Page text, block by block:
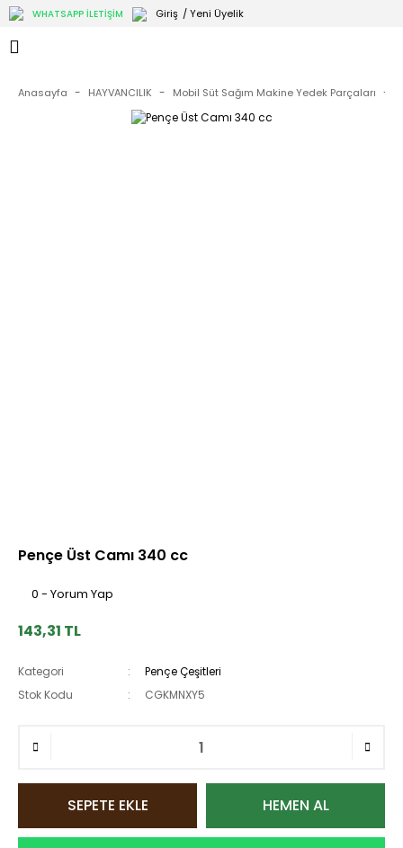
WHATSAPP İLETİŞİM Giriş / Yeni Üyelik
Anasayfa HAYVANCILIK Mobil Süt Sağım Makine Yedek Parçaları
Pençe Üst Camı 340 cc
0 - Yorum Yap
143,31 TL
Kategori
Pençe Çeşitleri
Stok Kodu
CGKMNXY5
SEPETE EKLE HEMEN AL